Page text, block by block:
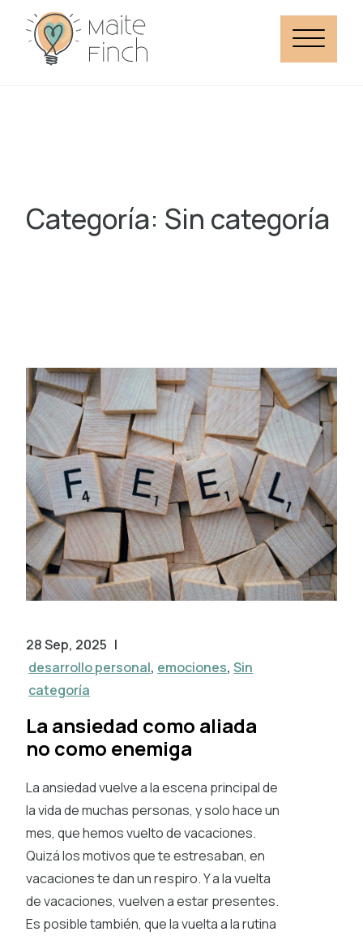
Categoría: Sin categoría
28 Sep, 2025 |
desarrollo personal, emociones,Sin
categoría
La ansiedad como aliada
no como enemiga
La ansiedad vuelve a la escena principal de
la vida de muchas personas, y solo hace un
mes, que hemos vuelto de vacaciones.
Quizá los motivos que te estresaban, en
vacaciones te dan un respiro. Y a la vuelta
de vacaciones, vuelven a estar presentes.
Es posible también, que la vuelta a la rutina